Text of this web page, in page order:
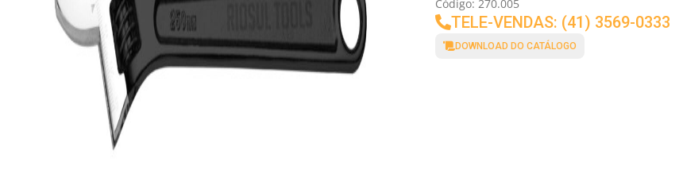
Código: 270.005
TELE-VENDAS: (41) 3569-0333
DOWNLOAD DO CATÁLOGO